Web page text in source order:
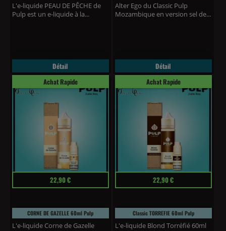
L'e-liquide PEAU DE PÊCHE de
Pulp est un e-liquide à la...
Détail
Achat Rapide
Alter Ego du Classic Pulp
Mozambique en version sel de...
Détail
Achat Rapide
Prix 22,90 €
CORNE DE GAZELLE 60ml Pulp
L'e-liquide Corne de Gazelle
Prix 22,90 €
Classic TORREFIE 60ml Pulp
L'e-liquide Blond Torréfié 60ml